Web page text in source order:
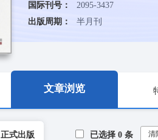
国际刊号：
2095-3437
出版周期：
半月刊
文章浏览
正式出版 已选择 0 条 清